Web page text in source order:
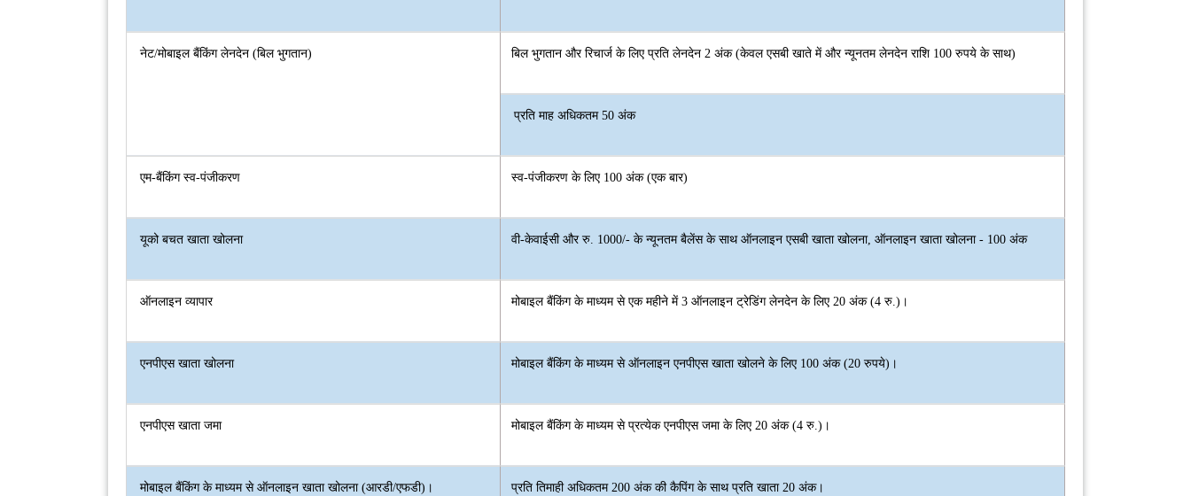
नेट/मोबाइल बैंकिंग लेनदेन (बिल भुगतान) बिल भुगतान और रिचार्ज के लिए प्रति लेनदेन 2 अंक (केवल एसबी खाते में और न्यूनतम लेनदेन राशि 100 रुपये के साथ)
प्रति माह अधिकतम 50 अंक
एम-बैंकिंग स्व-पंजीकरण स्व-पंजीकरण के लिए 100 अंक (एक बार)
यूको बचत खाता खोलना वी-केवाईसी और रु. 1000/- के न्यूनतम बैलेंस के साथ ऑनलाइन एसबी खाता खोलना, ऑनलाइन खाता खोलना - 100 अंक
ऑनलाइन व्यापार मोबाइल बैंकिंग के माध्यम से एक महीने में 3 ऑनलाइन ट्रेडिंग लेनदेन के लिए 20 अंक (4 रु.)।
एनपीएस खाता खोलना मोबाइल बैंकिंग के माध्यम से ऑनलाइन एनपीएस खाता खोलने के लिए 100 अंक (20 रुपये)।
एनपीएस खाता जमा मोबाइल बैंकिंग के माध्यम से प्रत्येक एनपीएस जमा के लिए 20 अंक (4 रु.)।
मोबाइल बैंकिंग के माध्यम से ऑनलाइन खाता खोलना (आरडी/एफडी)।
प्रति तिमाही अधिकतम 200 अंक की कैपिंग के साथ प्रति खाता 20 अंक।